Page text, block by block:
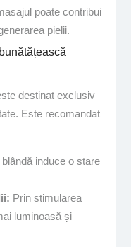
poate contribui
pielii.
destinat exclusiv
Este recomandat
blândă induce o stare
Prin stimularea
luminoasă și